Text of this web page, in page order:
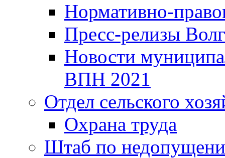
Нормативно-
Пресс-релизы
Новости
ВПН 2021
Отдел сельского
Охрана труда
Штаб по